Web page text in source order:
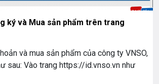
ký và Mua sản phẩm trên trang
và mua sản phẩm của công ty VNSO,
sau: Vào trang https://id.vnso.vn như